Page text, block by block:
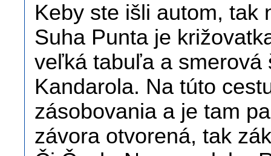
Keby ste išli autom, tak
Suha Punta je
veľká tabuľa a smerová
Kandarola. Na túto
zásobovania a je tam
závora otvorená, tak